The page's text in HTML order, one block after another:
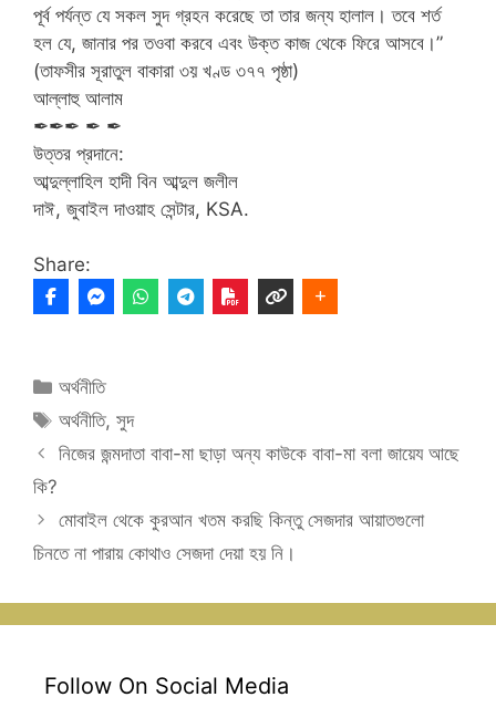
পূর্ব পর্যন্ত যে সকল সুদ গ্রহন করেছে তা তার জন্য হালাল। তবে শর্ত
হল যে, জানার পর তওবা করবে এবং উক্ত কাজ থেকে ফিরে আসবে।”
(তাফসীর সূরাতুল বাকারা ৩য় খণ্ড ৩৭৭ পৃষ্ঠা)
আল্লাহু আলাম
✒✒✒ ✒ ✒
উত্তর প্রদানে:
আব্দুল্লাহিল হাদী বিন আব্দুল জলীল
দাঈ, জুবাইল দাওয়াহ সেন্টার, KSA.
Share:
Categories
অর্থনীতি
Tags
অর্থনীতি,সুদ
নিজের জন্মদাতা বাবা-মা ছাড়া অন্য কাউকে বাবা-মা বলা জায়েয আছে
কি?
মোবাইল থেকে কুরআন খতম করছি কিন্তু সেজদার আয়াতগুলো
চিনতে না পারায় কোথাও সেজদা দেয়া হয় নি।
Follow On Social Media